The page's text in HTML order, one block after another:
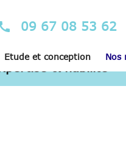
09 67 08 53 62
Etude et conception Nos
& fiabilité